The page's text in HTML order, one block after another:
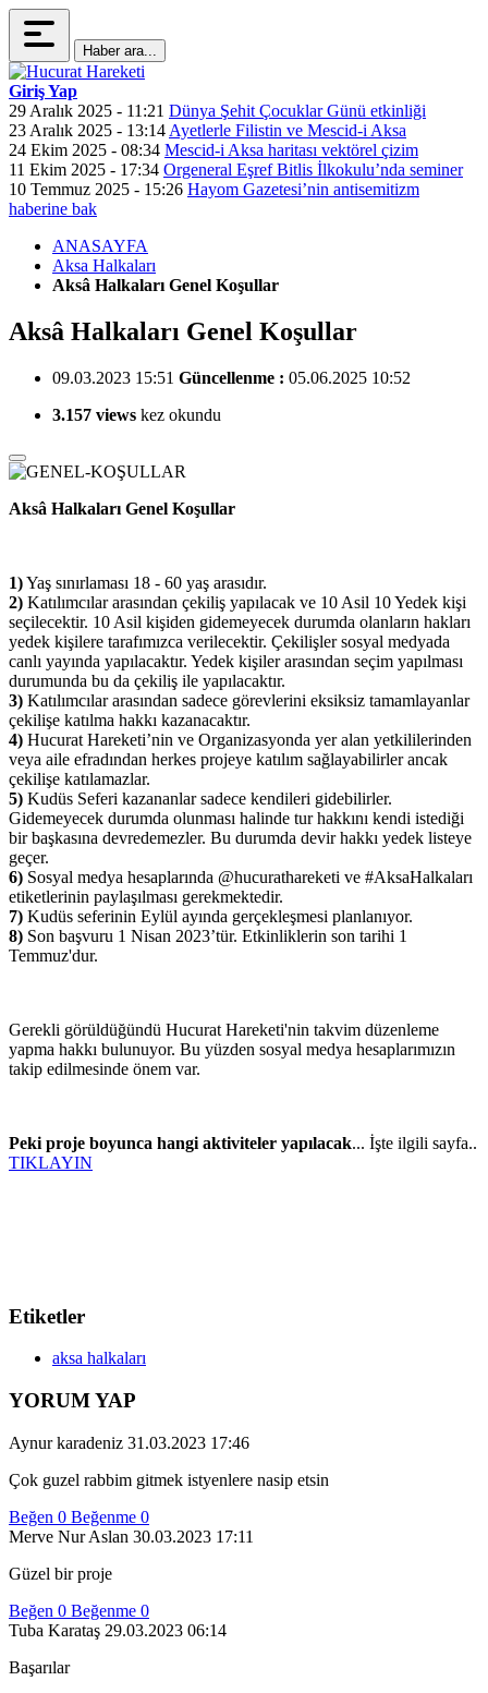
Haber ara...
Giriş Yap
29 Aralık 2025 - 11:21 Dünya Şehit Çocuklar Günü etkinliği
23 Aralık 2025 - 13:14 Ayetlerle Filistin ve Mescid-i Aksa
24 Ekim 2025 - 08:34 Mescid-i Aksa haritası vektörel çizim
11 Ekim 2025 - 17:34 Orgeneral Eşref Bitlis İlkokulu’nda seminer
10 Temmuz 2025 - 15:26 Hayom Gazetesi’nin antisemitizm
haberine bak
ANASAYFA
Aksa Halkaları
Aksâ Halkaları Genel Koşullar
Aksâ Halkaları Genel Koşullar
09.03.2023 15:51 Güncellenme : 05.06.2025 10:52
3.157 views kez okundu
Aksâ Halkaları Genel Koşullar
1)Yaş sınırlaması 18 - 60 yaş arasıdır.
2) Katılımcılar arasından çekiliş yapılacak ve 10 Asil 10 Yedek kişi
seçilecektir. 10 Asil kişiden gidemeyecek durumda olanların hakları
yedek kişilere tarafımızca verilecektir. Çekilişler sosyal medyada
canlı yayında yapılacaktır. Yedek kişiler arasından seçim yapılması
durumunda bu da çekiliş ile yapılacaktır.
3) Katılımcılar arasından sadece görevlerini eksiksiz tamamlayanlar
çekilişe katılma hakkı kazanacaktır.
4) Hucurat Hareketi’nin ve Organizasyonda yer alan yetkililerinden
veya aile efradından herkes projeye katılım sağlayabilirler ancak
çekilişe katılamazlar.
5) Kudüs Seferi kazananlar sadece kendileri gidebilirler.
Gidemeyecek durumda olunması halinde tur hakkını kendi istediği
bir başkasına devredemezler. Bu durumda devir hakkı yedek listeye
geçer.
6) Sosyal medya hesaplarında @hucurathareketi ve #AksaHalkaları
etiketlerinin paylaşılması gerekmektedir.
7) Kudüs seferinin Eylül ayında gerçekleşmesi planlanıyor.
8) Son başvuru 1 Nisan 2023’tür. Etkinliklerin son tarihi 1
Temmuz'dur.
Gerekli görüldüğündü Hucurat Hareketi'nin takvim düzenleme
yapma hakkı bulunuyor. Bu yüzden sosyal medya hesaplarımızın
takip edilmesinde önem var.
Peki proje boyunca hangi aktiviteler yapılacak... İşte ilgili sayfa..
TIKLAYIN
Etiketler
aksa halkaları
YORUM YAP
Aynur karadeniz 31.03.2023 17:46
Çok guzel rabbim gitmek istyenlere nasip etsin
Beğen 0 Beğenme 0
Merve Nur Aslan 30.03.2023 17:11
Güzel bir proje
Beğen 0 Beğenme 0
Tuba Karataş 29.03.2023 06:14
Başarılar